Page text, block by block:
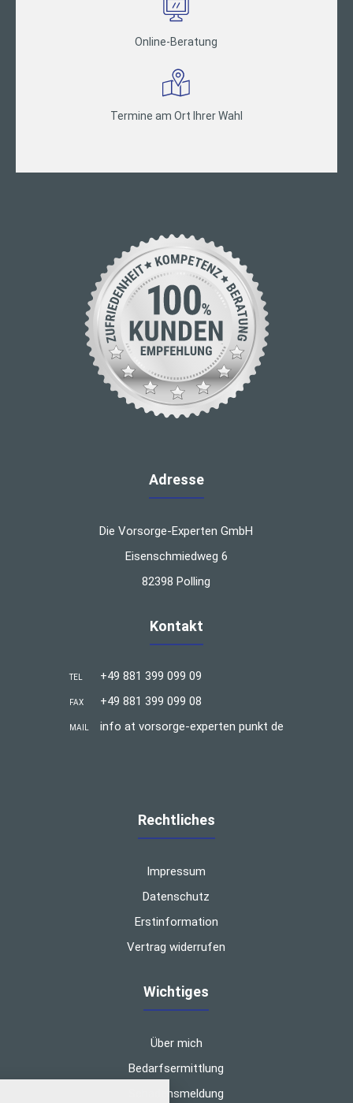
Online-Beratung
Termine am Ort Ihrer Wahl
Adresse
Die Vorsorge-Experten GmbH
Eisenschmiedweg 6
82398 Polling
Kontakt
TEL +49 881 399 099 09
FAX +49 881 399 099 08
MAIL info at vorsorge-experten punkt de
Rechtliches
Impressum
Datenschutz
Erstinformation
Vertrag widerrufen
Wichtiges
Über mich
Bedarfsermittlung
Schadensmeldung